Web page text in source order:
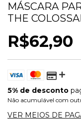
MÁSCARA
THE
R$62,90
5% de desconto
Não acumulável com
VER MEIOS DE